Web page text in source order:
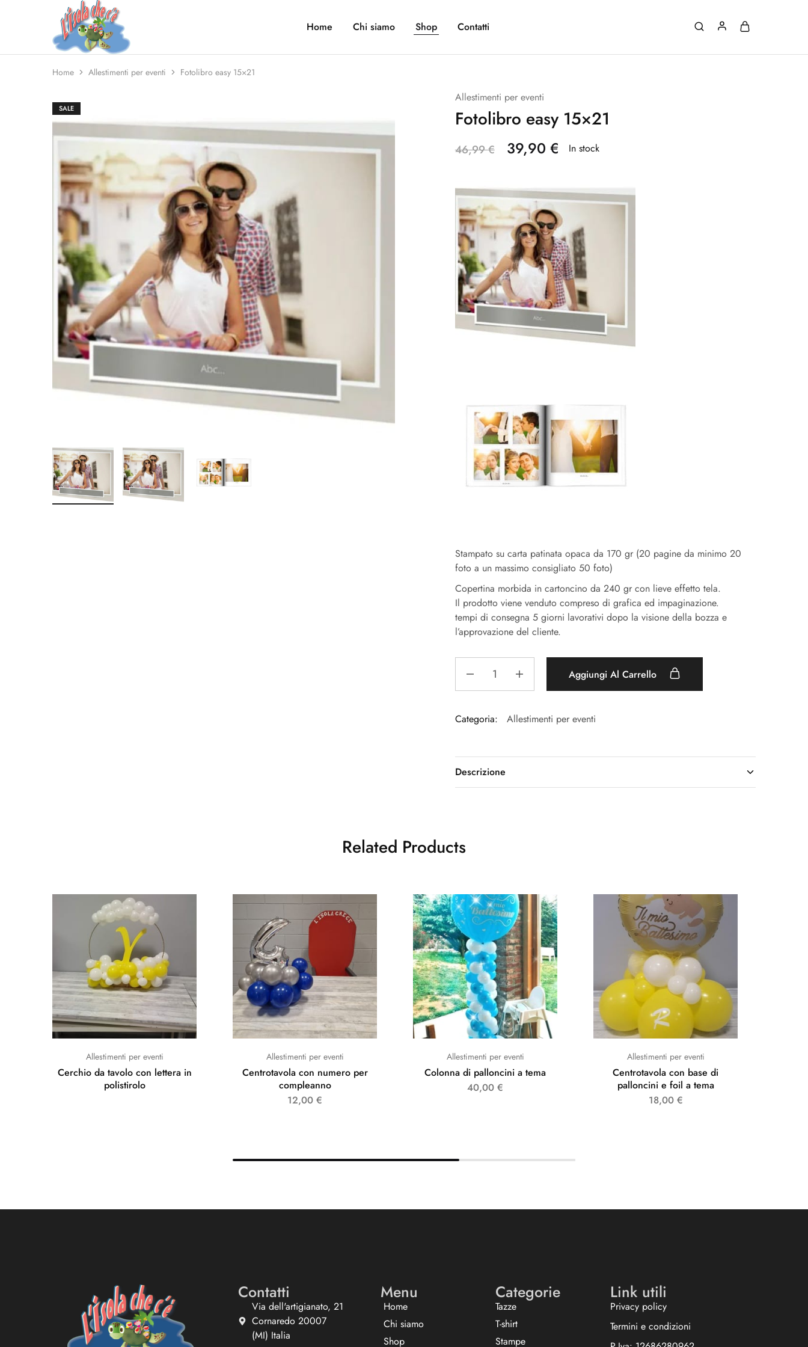
Isola
che
C’è
Home Chi siamo Shop Contatti
Home Allestimenti per eventi Fotolibro easy 15×21
SALE
Allestimenti per eventi
Fotolibro easy 15×21
46,99€ 39,90 € In stock
Stampato su carta patinata opaca da 170 gr (20 pagine da minimo 20
foto a un massimo consigliato 50 foto)
Copertina morbida in cartoncino da 240 gr con lieve effetto tela.
Il prodotto viene venduto compreso di grafica ed impaginazione.
tempi di consegna 5 giorni lavorativi dopo la visione della bozza e
l’approvazione del cliente.
Aggiungi Al Carrello
Categoria: Allestimenti per eventi
Descrizione
Related Products
Allestimenti per eventi
Cerchio da tavolo con lettera in
polistirolo
Allestimenti per eventi
Centrotavola con numero per
compleanno
12,00 €
Allestimenti per eventi
Colonna di palloncini a tema
40,00 €
Allestimenti per eventi
Centrotavola con base di
palloncini e foil a tema
18,00 €
Contatti
Via dell'artigianato, 21
Cornaredo 20007
(MI) Italia
Menu
Home
Chi siamo
Shop
Categorie
Tazze
T-shirt
Stampe
Link utili
Privacy policy
Termini e condizioni